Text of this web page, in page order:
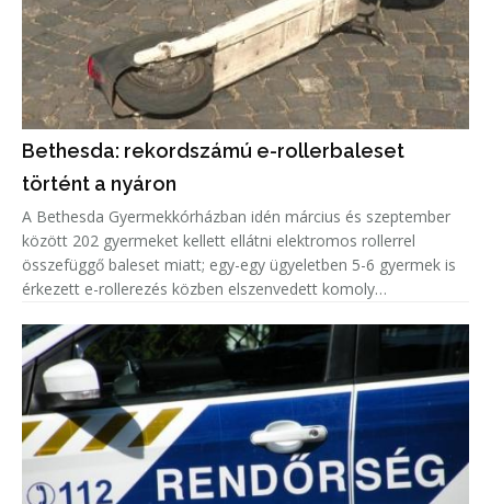
Bethesda: rekordszámú e-rollerbaleset
történt a nyáron
A Bethesda Gyermekkórházban idén március és szeptember
között 202 gyermeket kellett ellátni elektromos rollerrel
összefüggő baleset miatt; egy-egy ügyeletben 5-6 gyermek is
érkezett e-rollerezés közben elszenvedett komoly